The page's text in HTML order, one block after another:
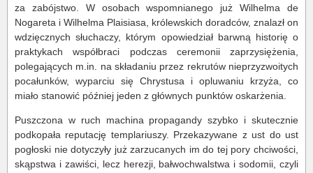
za zabójstwo. W osobach wspomnianego już Wilhelma de
Nogareta i Wilhelma Plaisiasa, królewskich doradców, znalazł on
wdzięcznych słuchaczy, którym opowiedział barwną historię o
praktykach współbraci podczas ceremonii zaprzysiężenia,
polegających m.in. na składaniu przez rekrutów nieprzyzwoitych
pocałunków, wyparciu się Chrystusa i opluwaniu krzyża, co
miało stanowić później jeden z głównych punktów oskarżenia.
Puszczona w ruch machina propagandy szybko i skutecznie
podkopała reputację templariuszy. Przekazywane z ust do ust
pogłoski nie dotyczyły już zarzucanych im do tej pory chciwości,
skąpstwa i zawiści, lecz herezji, bałwochwalstwa i sodomii, czyli